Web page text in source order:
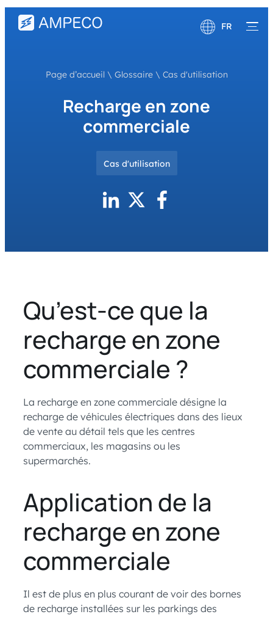
FR
Deutsch
Page d’accueil \ Glossaire\ Cas d'utilisation
Recharge en zone
commerciale
Cas d'utilisation
Qu’est-ce que la
recharge en zone
commerciale ?
La recharge en zone commerciale désigne la
recharge de véhicules électriques dans des lieux
de vente au détail tels que les centres
commerciaux, les magasins ou les
supermarchés.
Application de la
recharge en zone
commerciale
Il est de plus en plus courant de voir des bornes
de recharge installées sur les parkings des